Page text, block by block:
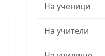
На ученици
На учители